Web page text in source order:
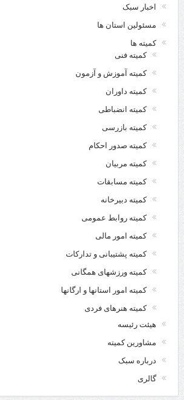
اخبار سبک
مسئولین استان ها
کمیته ها
کمیته فنی
کمیته آموزش و آزمون
کمیته داوران
کمیته انضباطی
کمیته بازرسی
کمیته صدور احکام
کمیته مربیان
کمیته مسابقات
کمیته دبیرخانه
کمیته روابط عمومی
کمیته امور مالی
کمیته پشتیبانی و تدارکات
کمیته ورزشهای همگانی
کمیته امور استانها و ارگانها
کمیته هنرهای فردی
هیئت رئیسه
مشاورین کمیته
درباره سبک
گالری